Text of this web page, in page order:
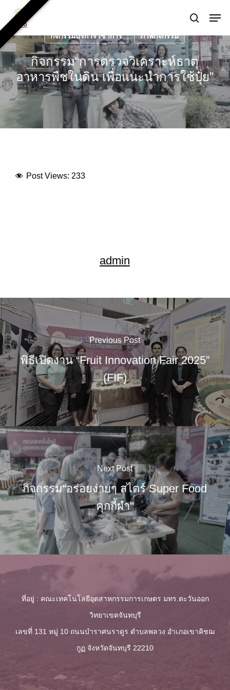
main
content
search
กิจกรรมบริการวิชาการ ภาพกิจกรรม
กิจกรรม“การตรวจวิเคราะห์ธาตุ
อาหารพืชในดิน เพื่อแนะนำการใช้ปุ๋ย”
Post Views: 233
admin
Previous Post
พิธีเปิดงาน “Fruit Innovation Fair 2025”
(FIF)
Next Post
กิจกรรม“อร่อยง่ายๆ สไตร์ Super Food
คุกกี้ผำ"
ที่อยู่ : คณะเทคโนโลยีอุตสาหกรรมการเกษตร มทร.ตะวันออก
วิทยาเขตจันทบุรี
เลขที่ 131 หมู่ 10 ถนนบำราศนราดูร ตำบลพลวง อำเภอเขาคิชฌ
กูฏ จังหวัดจันทบุรี 22210